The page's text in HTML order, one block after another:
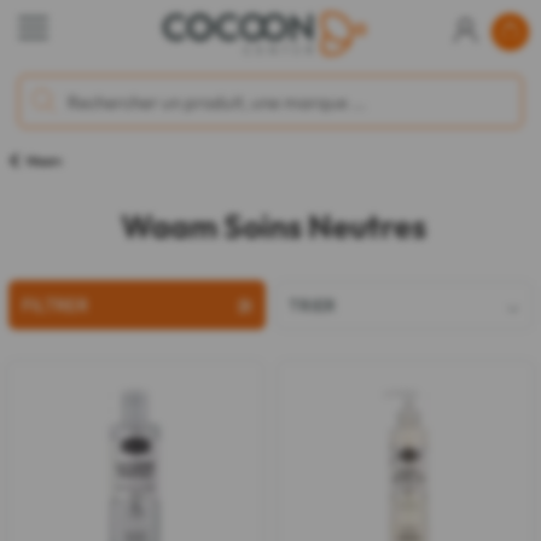
Waam
Waam Soins Neutres
FILTRER